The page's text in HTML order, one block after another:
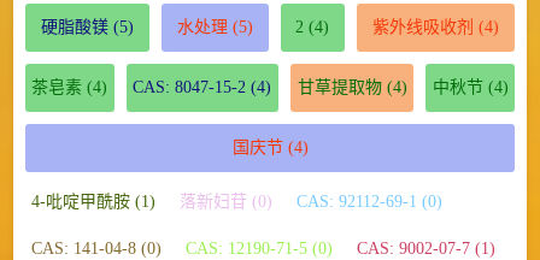
硬脂酸镁(5) 水处理 (5) 2 (4) 紫外线吸收剂 (4)
茶皂素 (4) CAS: 8047-15-2 (4) 甘草提取物(4) 中秋节(4)
国庆节(4)
4-吡啶甲酰胺 (1) 落新妇苷 (0) CAS: 92112-69-1 (0)
CAS: 141-04-8 (0) CAS: 12190-71-5 (0) CAS: 9002-07-7 (1)